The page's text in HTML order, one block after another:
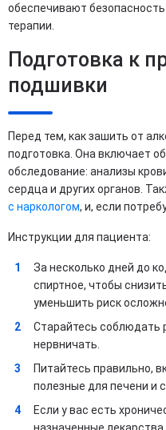
обеспечивают
терапии.
Подготовка к
подшивки
Перед тем, как зашить от
подготовка. Она включает
обследование: анализы
сердца и других органов.
с наркологом, и, если
Инструкции для пациента:
За несколько дней до
спиртное, чтобы
уменьшить риск
Старайтесь
нервничать.
Питайтесь правильно,
полезные для печени и
Если у вас есть